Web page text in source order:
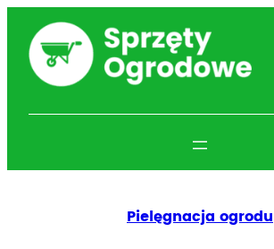
Przejdź
treści
Pielęgnacja ogrodu